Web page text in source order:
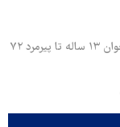
وای‌نت: اسرائیل در محاصره جاسوسان ایران/ از نوجوان ۱۳ ساله تا پیرمرد ۷۲